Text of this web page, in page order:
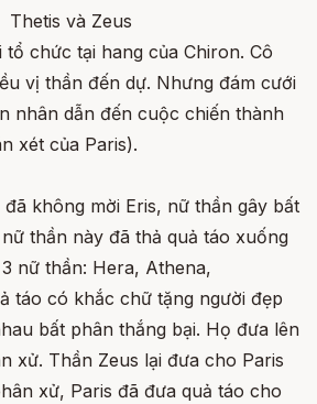
Thetis và Zeus
chức tại hang của Chiron. Cô
vị thần đến dự. Nhưng đám cưới
nhân dẫn đến cuộc chiến thành
xét của Paris).
không mời Eris, nữ thần gây bất
thần này đã thả quả táo xuống
nữ thần: Hera, Athena,
táo có khắc chữ tặng người đẹp
bất phân thắng bại. Họ đưa lên
xử. Thần Zeus lại đưa cho Paris
xử, Paris đã đưa quả táo cho